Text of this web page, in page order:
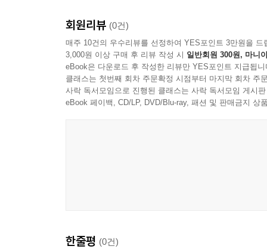
회원리뷰 (0건)
매주 10건의 우수리뷰를 선정하여 YES포인트 3만원을 드
3,000원 이상 구매 후 리뷰 작성 시 일반회원 300원, 마니
eBook은 다운로드 후 작성한 리뷰만 YES포인트 지급됩니
클래스는 첫번째 회차 주문확정 시점부터 마지막 회차 주
사락 독서모임으로 진행된 클래스는 사락 독서모임 게시
eBook 페이백, CD/LP, DVD/Blu-ray, 패션 및 판매금지 상
한줄평 (0건)